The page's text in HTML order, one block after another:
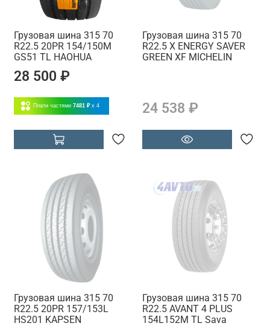
Грузовая шина 315 70
R22.5 20PR 154/150M
GS51 TL HAOHUA
28 500 ₽
Плати частями 7481 ₽ x 4
Грузовая шина 315 70
R22.5 X ENERGY SAVER
GREEN XF MICHELIN
24 538 ₽
Грузовая шина 315 70
R22.5 20PR 157/153L
HS201 KAPSEN
Грузовая шина 315 70
R22.5 AVANT 4 PLUS
154L152M TL Sava